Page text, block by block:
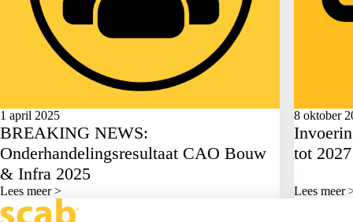
1 april 2025
BREAKING NEWS:
Onderhandelingsresultaat CAO Bouw
& Infra 2025
Lees meer >
8 oktober
tot 2027
Lees meer